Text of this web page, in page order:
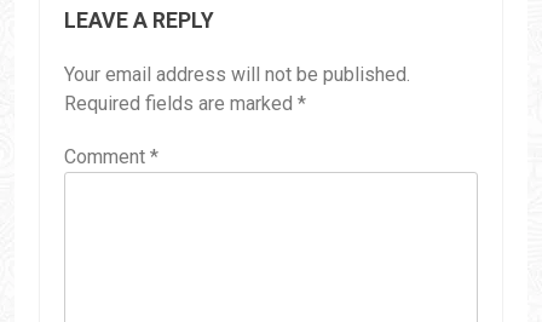
LEAVE A REPLY
Your email address will not be published.
Required fields are marked *
Comment *